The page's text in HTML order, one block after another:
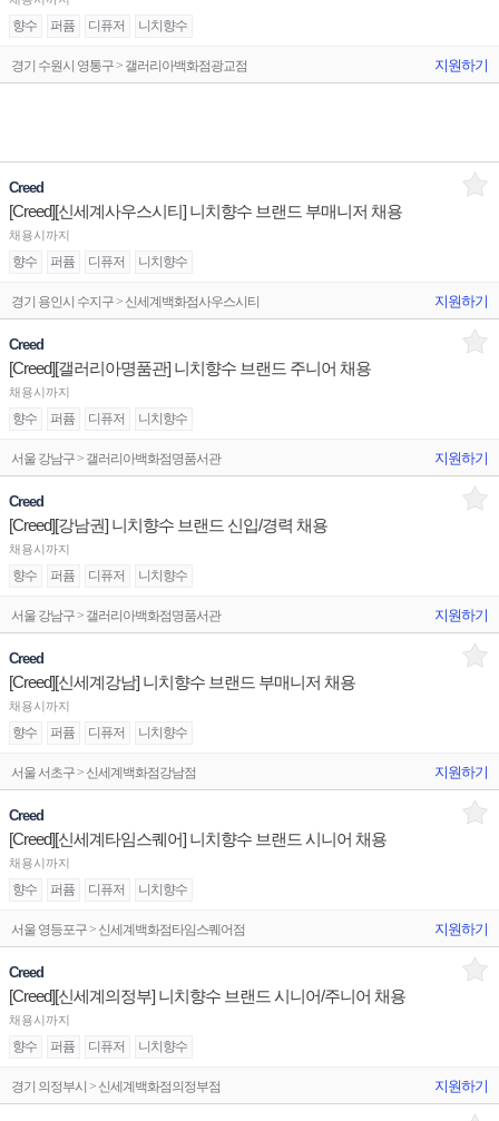
향수 퍼퓸 디퓨저 니치향수
경기 수원시 영통구 > 갤러리아백화점광교점 지원하기
Creed
[Creed][신세계사우스시티] 니치향수 브랜드 부매니저 채용
채용시까지
향수 퍼퓸 디퓨저 니치향수
경기 용인시 수지구 > 신세계백화점사우스시티 지원하기
Creed
[Creed][갤러리아명품관] 니치향수 브랜드 주니어 채용
채용시까지
향수 퍼퓸 디퓨저 니치향수
서울 강남구 > 갤러리아백화점명품서관 지원하기
Creed
[Creed][강남권] 니치향수 브랜드 신입/경력 채용
채용시까지
향수 퍼퓸 디퓨저 니치향수
서울 강남구 > 갤러리아백화점명품서관 지원하기
Creed
[Creed][신세계강남] 니치향수 브랜드 부매니저 채용
채용시까지
향수 퍼퓸 디퓨저 니치향수
서울 서초구 > 신세계백화점강남점 지원하기
Creed
[Creed][신세계타임스퀘어] 니치향수 브랜드 시니어 채용
채용시까지
향수 퍼퓸 디퓨저 니치향수
서울 영등포구 > 신세계백화점타임스퀘어점 지원하기
Creed
[Creed][신세계의정부] 니치향수 브랜드 시니어/주니어 채용
채용시까지
향수 퍼퓸 디퓨저 니치향수
경기 의정부시 > 신세계백화점의정부점 지원하기